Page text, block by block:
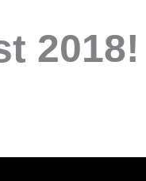
2018!